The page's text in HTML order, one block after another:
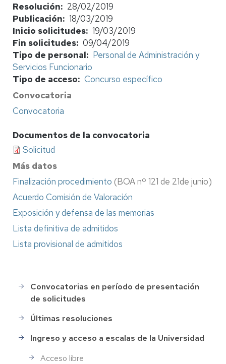
Resolución
28/02/2019
Publicación
18/03/2019
Inicio solicitudes 19/03/2019
Fin solicitudes 09/04/2019
Tipo de personal
Personal de Administración y
Servicios Funcionario
Tipo de acceso
Concurso específico
Convocatoria
Convocatoria
Documentos de la convocatoria
Solicitud
Más datos
Finalización procedimiento (BOA nº 121 de 21de junio)
Acuerdo Comisión de Valoración
Exposición y defensa de las memorias
Lista definitiva de admitidos
Lista provisional de admitidos
Selección
de
Personal
Convocatorias en período de presentación
de solicitudes
Últimas resoluciones
Ingreso y acceso a escalas de la Universidad
Acceso libre